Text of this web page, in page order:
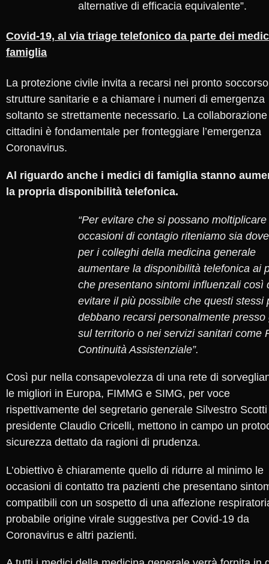
alternative di efficacia equivalente”.
Covid-19, al via triage telefonico da parte dei
famiglia
La protezione civile invita a recarsi nei pronto
strutture sanitarie e a chiamare i numeri di emergenza
soltanto se strettamente necessario. La
cittadini è fondamentale per fronteggiare l’emergenza
Coronavirus.
Al riguardo anche i medici di famiglia stanno
la propria disponibilità telefonica.
“Per evitare che si possano moltiplicare
occasioni di contagio riteniamo sia
per i colleghi della medicina generale
aumentare la disponibilità telefonica ai
che presentano sintomi influenzali così
evitare il più possibile che questi stessi
debbano recarsi personalmente presso
sul territorio o nei servizi sanitari come
Continuità Assistenziale”.
Così pur nella consapevolezza di una rete di
le migliori in Europa, FIMMG e SIMG, per voce
rispettivamente del segretario generale Silvestro
presidente Claudio Cricelli, mettono in campo un
sicurezza dettato da ragioni di prudenza.
L’obiettivo è chiaramente quello di ridurre al minimo le
occasioni di contatto tra pazienti che presentano
compatibili con un sospetto di una affezione
probabile origine virale suggestiva per Covid-19 da
Coronavirus e altri pazienti.